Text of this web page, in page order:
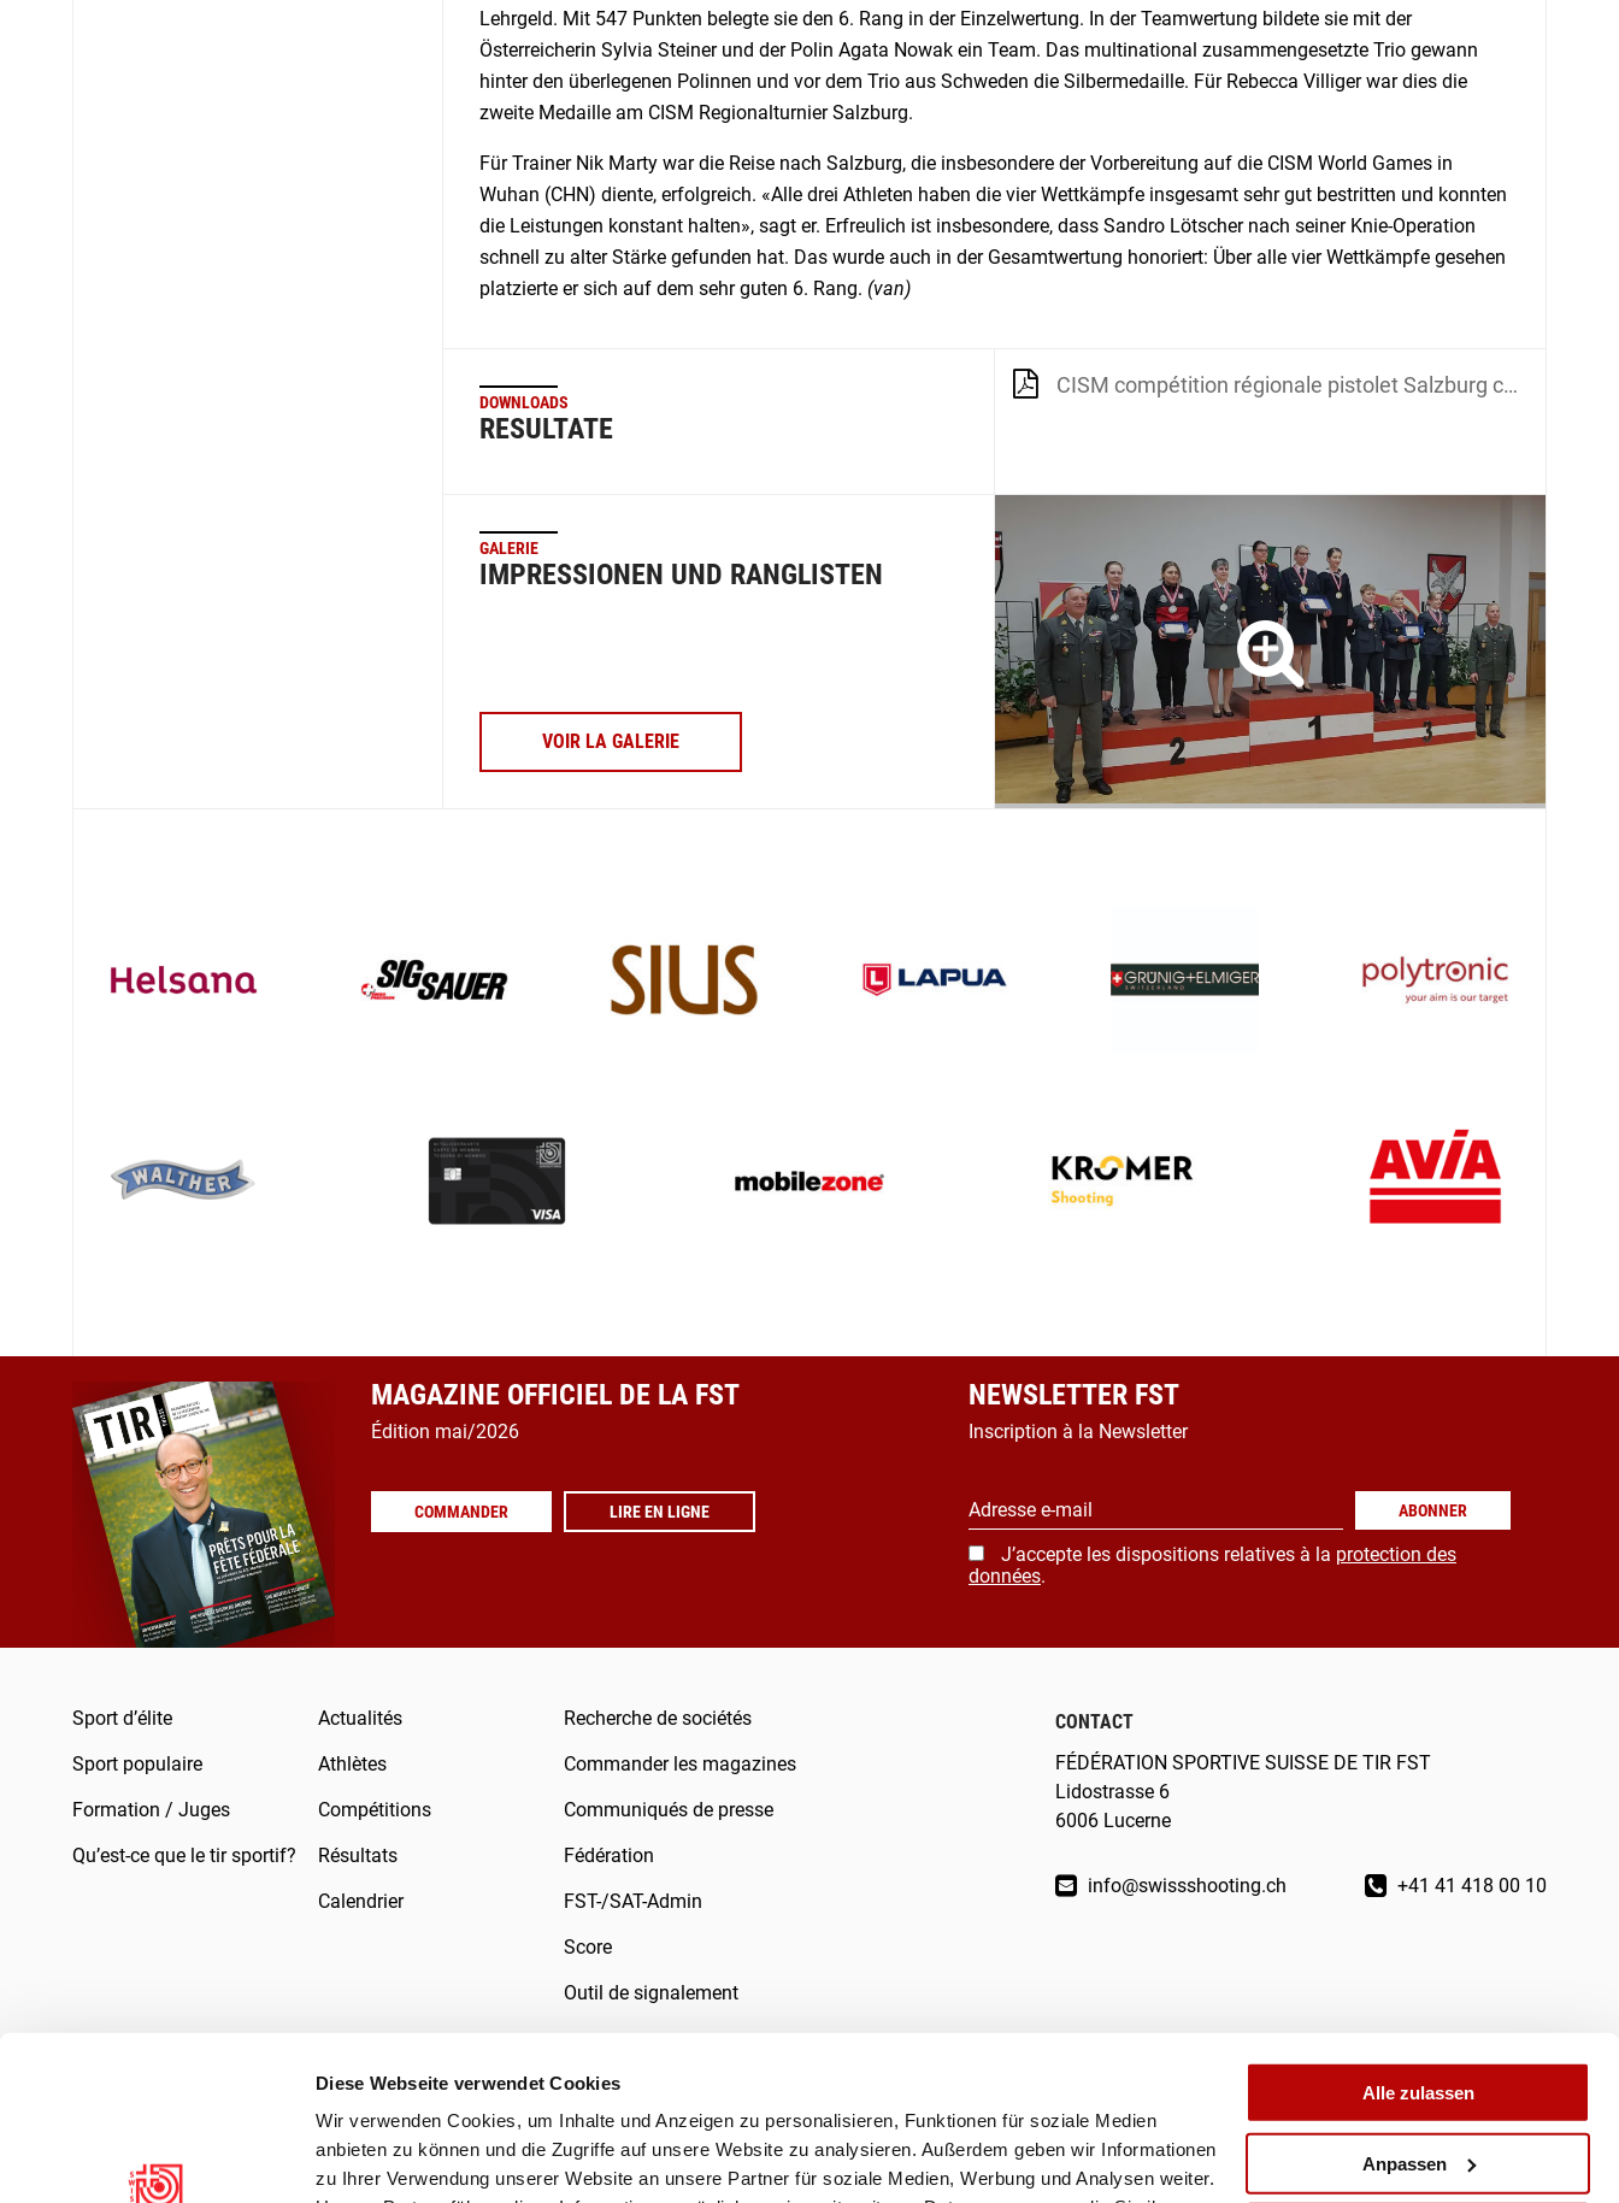
Diese Webseite verwendet Cookies
Wir verwenden Cookies, um Inhalte und Anzeigen zu personalisieren, Funktionen für soziale Medien
anbieten zu können und die Zugriffe auf unsere Website zu analysieren. Außerdem geben wir Informationen
zu Ihrer Verwendung unserer Website an unsere Partner für soziale Medien, Werbung und Analysen weiter.
Alle zulassen
Anpassen
Lehrgeld. Mit 547 Punkten belegte sie den 6. Rang in der Einzelwertung. In der Teamwertung bildete sie mit der
Österreicherin Sylvia Steiner und der Polin Agata Nowak ein Team. Das multinational zusammengesetzte Trio gewann
hinter den überlegenen Polinnen und vor dem Trio aus Schweden die Silbermedaille. Für Rebecca Villiger war dies die
zweite Medaille am CISM Regionalturnier Salzburg.
Für Trainer Nik Marty war die Reise nach Salzburg, die insbesondere der Vorbereitung auf die CISM World Games in
Wuhan (CHN) diente, erfolgreich. «Alle drei Athleten haben die vier Wettkämpfe insgesamt sehr gut bestritten und konnten
die Leistungen konstant halten», sagt er. Erfreulich ist insbesondere, dass Sandro Lötscher nach seiner Knie-Operation
schnell zu alter Stärke gefunden hat. Das wurde auch in der Gesamtwertung honoriert: Über alle vier Wettkämpfe gesehen
platzierte er sich auf dem sehr guten 6. Rang. (van)
DOWNLOADS
RESULTATE
CISM compétition régionale pistolet Salzburg cahier des résultats
GALERIE
IMPRESSIONEN UND RANGLISTEN
VOIR LA GALERIE
MAGAZINE OFFICIEL DE LA FST
Édition mai/2026
COMMANDER LIRE EN LIGNE
NEWSLETTER FST
Inscription à la Newsletter
Adresse e-mail ABONNER
J’accepte les dispositions relatives à la protection des
données.
Sport d’élite
Sport populaire
Formation / Juges
Qu’est-ce que le tir sportif?
Actualités
Athlètes
Compétitions
Résultats
Calendrier
Recherche de sociétés
Commander les magazines
Communiqués de presse
Fédération
FST-/SAT-Admin
Score
Outil de signalement
CONTACT
FÉDÉRATION SPORTIVE SUISSE DE TIR FST
Lidostrasse 6
6006 Lucerne
info@swissshooting.ch +41 41 418 00 10
Protection des données